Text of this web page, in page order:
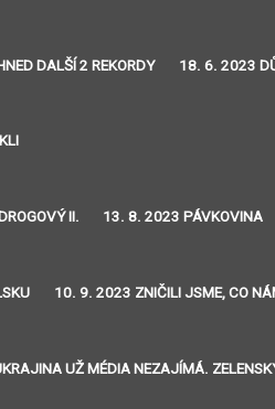
DALŠÍ 2 REKORDY 18. 6. 2023
II. 13. 8. 2023 PÁVKOVINA
10. 9. 2023 ZNIČILI JSME, CO
UŽ MÉDIA NEZAJÍMÁ.